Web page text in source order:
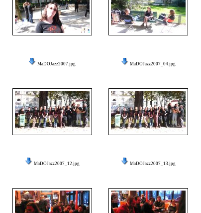
MaDOJazz2007.jpg MaDOJazz2007_04.jpg
MaDOJazz2007_12.jpg MaDOJazz2007_13.jpg